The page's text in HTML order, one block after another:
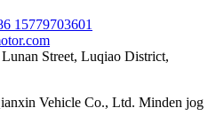
15779703601
Street, Luqiao District,
Vehicle Co., Ltd. Minden jog